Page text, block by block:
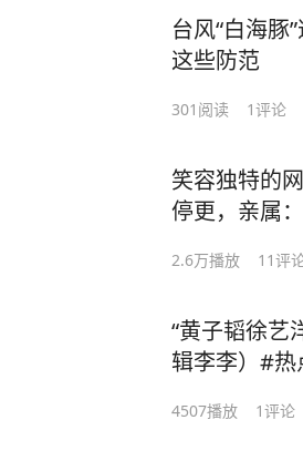
台风“白海豚
这些防范
301 阅读 1评论
笑容独特的
停更，亲属
2.6万播放 11评
“黄子韬徐艺
辑李李）#
4507播放 1评论